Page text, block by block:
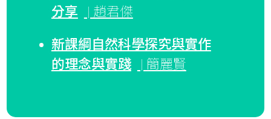
分享
| 趙君傑
新課綱自然科學探究與實作
的理念與實踐
| 簡麗賢